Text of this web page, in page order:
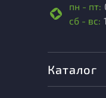
пн - пт:
сб - вс:
Каталог